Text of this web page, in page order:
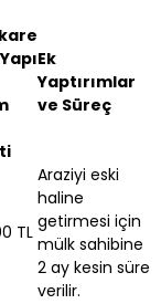
Ek
Yaptırımlar
ve Süreç
TL
Araziyi eski
haline
getirmesi için
mülk sahibine
2 ay kesin süre
verilir.